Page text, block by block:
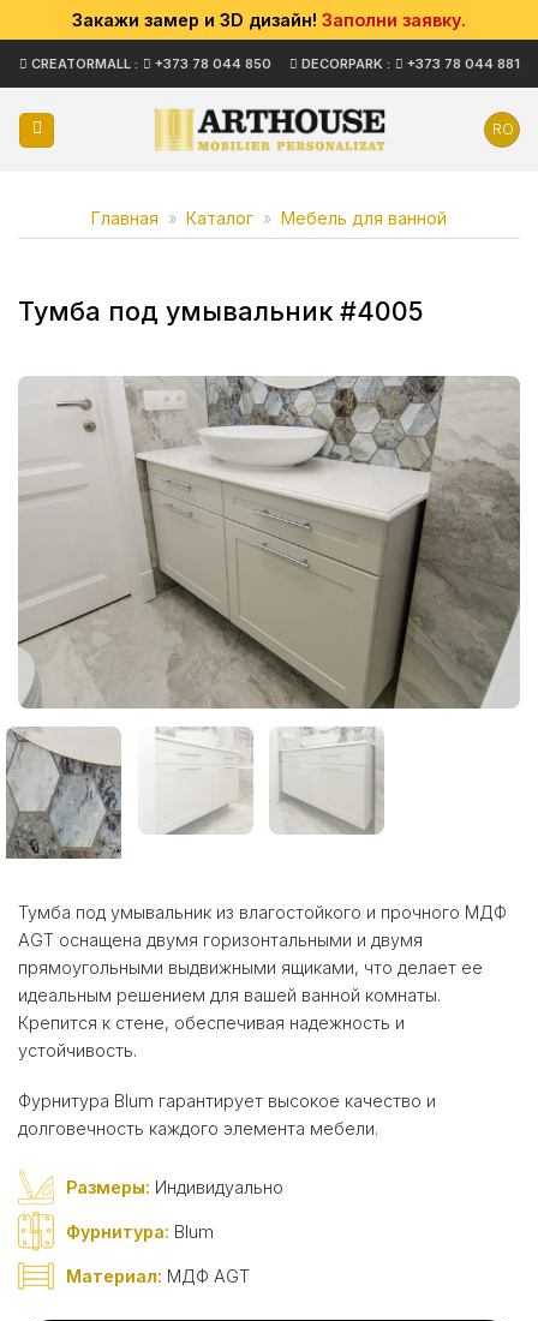
Закажи замер и 3D дизайн! Заполни заявку.
CREATORMALL : +373 78 044 850 DECORPARK : +373 78 044 881
RO
Главная » Каталог » Мебель для ванной
Тумба под умывальник #4005
Тумба под умывальник из влагостойкого и прочного МДФ
AGT оснащена двумя горизонтальными и двумя
прямоугольными выдвижными ящиками, что делает ее
идеальным решением для вашей ванной комнаты.
Крепится к стене, обеспечивая надежность и
устойчивость.
Фурнитура Blum гарантирует высокое качество и
долговечность каждого элемента мебели.
Размеры: Индивидуально
Фурнитура: Blum
Материал: МДФ AGT